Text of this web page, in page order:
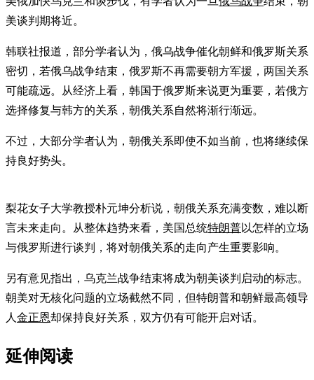
美谈判期将近。
韩联社报道，部分学者认为，俄乌战争催化朝鲜和俄罗斯关系
密切，若俄乌战争结束，俄罗斯不再需要朝方军援，两国关系
可能疏远。从经济上看，韩国于俄罗斯来说更为重要，若俄方
选择修复与韩方的关系，朝俄关系自然将渐行渐远。
不过，大部分学者认为，朝俄关系即使不如当前，也将继续保
持良好势头。
梨花女子大学教授朴元坤分析说，朝俄关系充满变数，难以断
言未来走向。从整体趋势来看，美国总统特朗普以怎样的立场
与俄罗斯进行谈判，将对朝俄关系的走向产生重要影响。
另有意见指出，乌克兰战争结束将成为朝美谈判启动的标志。
朝美对无核化问题的立场截然不同，但特朗普和朝鲜最高领导
人 金正恩却保持良好关系，双方仍有可能开启对话。
延伸阅读